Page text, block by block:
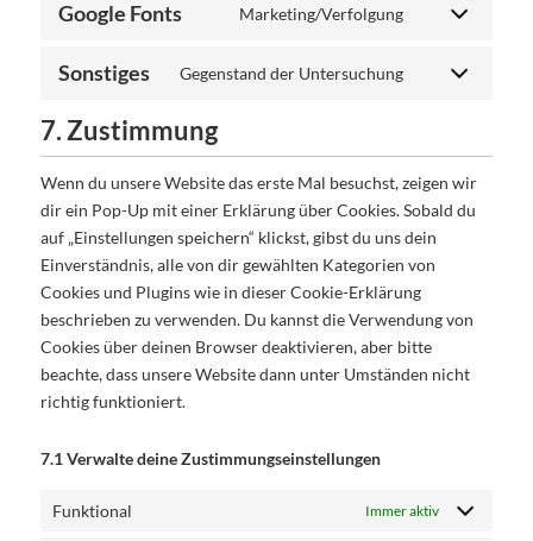
Google Fonts Marketing/Verfolgung
Sonstiges Gegenstand der Untersuchung
7. Zustimmung
Wenn du unsere Website das erste Mal besuchst, zeigen wir
dir ein Pop-Up mit einer Erklärung über Cookies. Sobald du
auf „Einstellungen speichern“ klickst, gibst du uns dein
Einverständnis, alle von dir gewählten Kategorien von
Cookies und Plugins wie in dieser Cookie-Erklärung
beschrieben zu verwenden. Du kannst die Verwendung von
Cookies über deinen Browser deaktivieren, aber bitte
beachte, dass unsere Website dann unter Umständen nicht
richtig funktioniert.
7.1 Verwalte deine Zustimmungseinstellungen
Funktional Immer aktiv